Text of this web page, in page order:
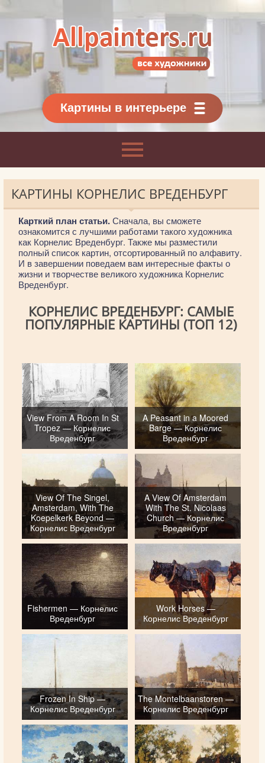
Картины классиков
и современников
Картины в интерьере
КАРТИНЫ КОРНЕЛИС ВРЕДЕНБУРГ
Карткий план статьи.Сначала, вы сможете
ознакомится с лучшими работами такого художника
как Корнелис Вреденбург. Также мы разместили
полный список картин, отсортированный по алфавиту.
И в завершении поведаем вам интересные факты о
жизни и творчестве великого художника Корнелис
Вреденбург.
КОРНЕЛИС ВРЕДЕНБУРГ: САМЫЕ
ПОПУЛЯРНЫЕ КАРТИНЫ (ТОП 12)
View From A Room In St
Tropez — Корнелис
Вреденбург
A Peasant in a Moored
Barge — Корнелис
Вреденбург
View Of The Singel,
Amsterdam, With The
Koepelkerk Beyond —
Корнелис Вреденбург
A View Of Amsterdam
With The St. Nicolaas
Church — Корнелис
Вреденбург
Fishermen — Корнелис
Вреденбург
Work Horses —
Корнелис Вреденбург
Frozen In Ship —
Корнелис Вреденбург
The Montelbaanstoren —
Корнелис Вреденбург